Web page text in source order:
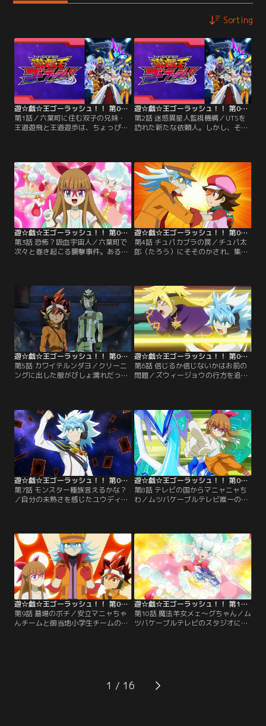
Sorting
遊☆戯☆王ゴーラッシュ！！ 第01話
第1話／六葉町に住む双子の兄妹・
王道遊飛と王道遊歩は、ちょっぴり
人を探しては、ムダに苦労する毎日
を送っていた……そう、あの日まで
は！！できたてほやほやのミステリ
ーサークルで、ついにホンモノの宇
宙船を見つけた遊飛と遊歩。おそる
おそる宇宙船に足を…。【提供：バ
ンダイチャンネル】
遊☆戯☆王ゴーラッシュ！！ 第02話
第2話 迷惑異星人監視機構／UTSを
訪れた新たな依頼人。しかし、その
滞在迷惑異星人として投降を求めら
れたユウディアスは、自らの自由を
懸けてマナブとデュエルをすること
に！【提供：バンダイチャンネル】
遊☆戯☆王ゴーラッシュ！！ 第03話
第3話 恐怖？吸血宇宙人／六葉町で
次々と巻き起こる襲撃事件。ある者
ぎ）さんまでもが犯人の毒牙にかか
ってしまう。一見、なんの関連も無
さそうな被害者たちの、意外な共通
点とは…。【提供：バンダイチャン
ネル】
遊☆戯☆王ゴーラッシュ！！ 第04話
第4話 チュパカブラの罠／チュパ太
郎（たろう）にそそのかされ、集積
ディアスだったが、ついに捕らえら
れて絶体絶命のピンチに陥ってしま
う。一方、慌てた様子の遊飛も集積
所に現れ…。【提供：バンダイチャ
ンネル】
遊☆戯☆王ゴーラッシュ！！ 第05話
第5話 カワイテルンダヨ／クリーニ
ングに出した服がびしょ濡れだった
い）テルだった！合羽井にデュエル
を挑む遊飛！しかし、濡れたデュエ
ルディスクが壊れて動かなくなって
しまい…。【提供：バンダイチャン
ネル】
遊☆戯☆王ゴーラッシュ！！ 第06話
第6話 信じるか信じないかはお前の
問題／ズウィージョウの行方を追う
の真相を突き止めることに。都市伝
説の一つ“3メートルさん”を探すユ
ウディアスは、廃工場の中で不思議
な椅子を発見する。【提供：バンダ
イチャンネル】
遊☆戯☆王ゴーラッシュ！！ 第07話
第7話 モンスター種族言えるかな？
／自分の未熟さを感じたユウディア
を鍛える遊飛。次々と問題を解いて
いくユウディアス。一見、順調そう
に見えた特訓だったが、特訓メカが
暴走しはじめ…。【提供：バンダイ
チャンネル】
遊☆戯☆王ゴーラッシュ！！ 第08話
第8話 テレビの国からマニャニャち
わ／ムツバケーブルテレビ唯一の人
の幼なじみとしてデュエルの対戦役
を頼まれた遊歩だったが、5年ぶり
に再会したマニャの変わりように戸
惑いを隠せずにいた。【提供：バン
ダイチャンネル】
遊☆戯☆王ゴーラッシュ！！ 第09話
第9話 墓場のボチ／安立マニャちゃ
んチームと御当地小学生チームのラ
ッシュデュエル対決、第2戦の対戦
な、なんと！マニャの愛犬、ボチで
あった！【提供：バンダイチャンネ
遊☆戯☆王ゴーラッシュ！！ 第10話
第10話 魔法羊女メェ～グちゃん／ム
ツバケーブルテレビのスタジオに乱
入し、デュエルさせろと暴れるチュ
間、デュエルディスクから妖しい光
が溢れ出し…。【提供：バンダイチ
1